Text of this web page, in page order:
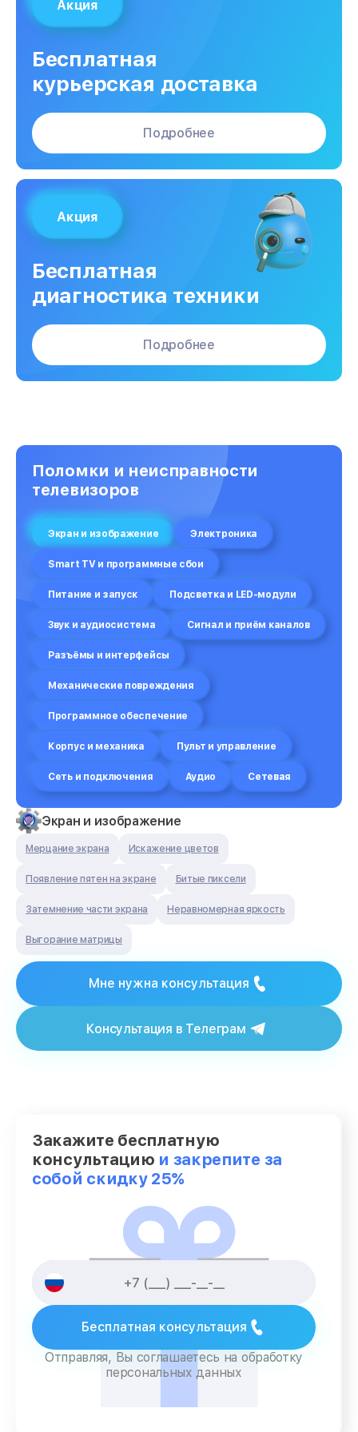
Акция
Бесплатная
курьерская доставка
Подробнее
Акция
Бесплатная
диагностика техники
Подробнее
Поломки и неисправности
телевизоров
Экран и изображение Электроника
Smart TV и программные сбои
Питание и запуск Подсветка и LED-модули
Звук и аудиосистема Сигнал и приём каналов
Разъёмы и интерфейсы
Механические повреждения
Программное обеспечение
Корпус и механика Пульт и управление
Сеть и подключения Аудио Сетевая
Экран и изображение
Мерцание экрана Искажение цветов
Появление пятен на экране Битые пиксели
Затемнение части экрана Неравномерная яркость
Выгорание матрицы
Мне нужна консультация
Консультация в Телеграм
Закажите бесплатную
консультацию и закрепите за
собой скидку 25%
Бесплатная консультация
Отправляя, Вы соглашаетесь на обработку
персональных данных